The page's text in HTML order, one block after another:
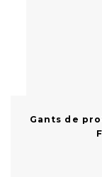
Gants de